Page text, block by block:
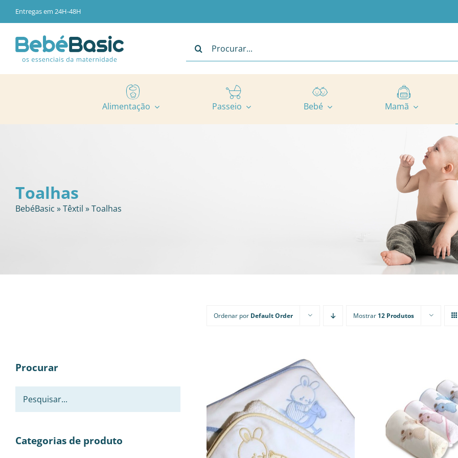
Entregas em 24H-48H
Alimentação Passeio Bebé Mamã
Toalhas
BebéBasic »Têxtil »Toalhas
Ordenar por Default Order Mostrar 12 Produtos
Procurar
Categorias de produto
VER OPÇÕES
THIS
PRODUCT
MULTIPLE
/ VER RÁPIDO VER OPÇÕES THIS
HAS
/